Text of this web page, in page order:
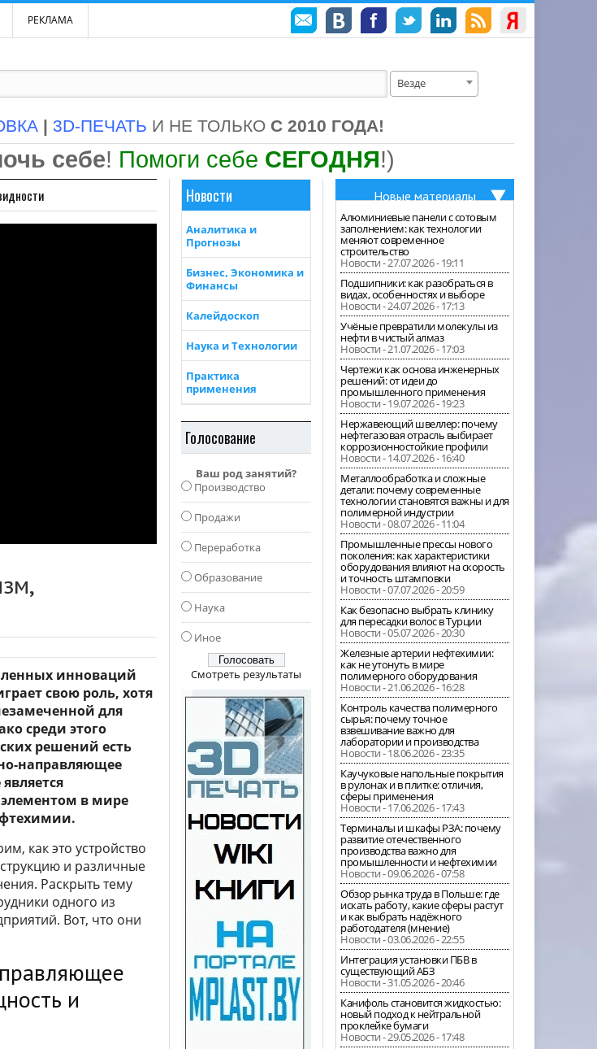
РЕКЛАМА
Везде
| 3D-ПЕЧАТЬ И НЕ ТОЛЬКО С 2010 ГОДА!
себе! Помоги себе СЕГОДНЯ!)
инноваций
свою роль, хотя
для
среди этого
решений есть
направляющее
в мире
как это устройство
и различные
Раскрыть тему
одного из
Вот, что они
и
Новости
Аналитика и
Прогнозы
Бизнес, Экономика и
Финансы
Калейдоскоп
Наука и Технологии
Практика
применения
Голосование
Ваш род занятий?
Производство
Продажи
Переработка
Образование
Наука
Иное
Смотреть результаты
Новые материалы
Алюминиевые панели с сотовым
заполнением: как технологии
меняют современное
строительство
Новости - 27.07.2026 - 19:11
Подшипники: как разобраться в
видах, особенностях и выборе
Новости - 24.07.2026 - 17:13
Учёные превратили молекулы из
нефти в чистый алмаз
Новости - 21.07.2026 - 17:03
Чертежи как основа инженерных
решений: от идеи до
промышленного применения
Новости - 19.07.2026 - 19:23
Нержавеющий швеллер: почему
нефтегазовая отрасль выбирает
коррозионностойкие профили
Новости - 14.07.2026 - 16:40
Металлообработка и сложные
детали: почему современные
технологии становятся важны и для
полимерной индустрии
Новости - 08.07.2026 - 11:04
Промышленные прессы нового
поколения: как характеристики
оборудования влияют на скорость
и точность штамповки
Новости - 07.07.2026 - 20:59
Как безопасно выбрать клинику
для пересадки волос в Турции
Новости - 05.07.2026 - 20:30
Железные артерии нефтехимии:
как не утонуть в мире
полимерного оборудования
Новости - 21.06.2026 - 16:28
Контроль качества полимерного
сырья: почему точное
взвешивание важно для
лаборатории и производства
Новости - 18.06.2026 - 23:35
Каучуковые напольные покрытия
в рулонах и в плитке: отличия,
сферы применения
Новости - 17.06.2026 - 17:43
Терминалы и шкафы РЗА: почему
развитие отечественного
производства важно для
промышленности и нефтехимии
Новости - 09.06.2026 - 07:58
Обзор рынка труда в Польше: где
искать работу, какие сферы растут
и как выбрать надёжного
работодателя (мнение)
Новости - 03.06.2026 - 22:55
Интеграция установки ПБВ в
существующий АБЗ
Новости - 31.05.2026 - 20:46
Канифоль становится жидкостью:
новый подход к нейтральной
проклейке бумаги
Новости - 29.05.2026 - 17:48